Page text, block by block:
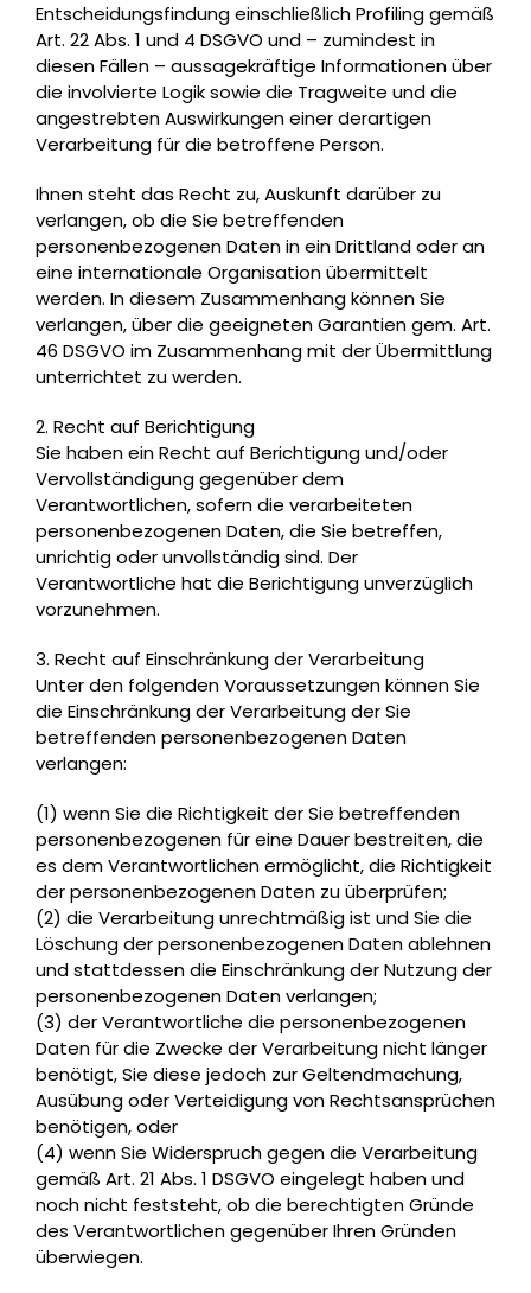
Entscheidungsfindung einschließlich Profiling gemäß
Art. 22 Abs. 1 und 4 DSGVO und – zumindest in
diesen Fällen – aussagekräftige Informationen über
die involvierte Logik sowie die Tragweite und die
angestrebten Auswirkungen einer derartigen
Verarbeitung für die betroffene Person.
Ihnen steht das Recht zu, Auskunft darüber zu
verlangen, ob die Sie betreffenden
personenbezogenen Daten in ein Drittland oder an
eine internationale Organisation übermittelt
werden. In diesem Zusammenhang können Sie
verlangen, über die geeigneten Garantien gem. Art.
46 DSGVO im Zusammenhang mit der Übermittlung
unterrichtet zu werden.
2. Recht auf Berichtigung
Sie haben ein Recht auf Berichtigung und/oder
Vervollständigung gegenüber dem
Verantwortlichen, sofern die verarbeiteten
personenbezogenen Daten, die Sie betreffen,
unrichtig oder unvollständig sind. Der
Verantwortliche hat die Berichtigung unverzüglich
vorzunehmen.
3. Recht auf Einschränkung der Verarbeitung
Unter den folgenden Voraussetzungen können Sie
die Einschränkung der Verarbeitung der Sie
betreffenden personenbezogenen Daten
verlangen:
(1) wenn Sie die Richtigkeit der Sie betreffenden
personenbezogenen für eine Dauer bestreiten, die
es dem Verantwortlichen ermöglicht, die Richtigkeit
der personenbezogenen Daten zu überprüfen;
(2) die Verarbeitung unrechtmäßig ist und Sie die
Löschung der personenbezogenen Daten ablehnen
und stattdessen die Einschränkung der Nutzung der
personenbezogenen Daten verlangen;
(3) der Verantwortliche die personenbezogenen
Daten für die Zwecke der Verarbeitung nicht länger
benötigt, Sie diese jedoch zur Geltendmachung,
Ausübung oder Verteidigung von Rechtsansprüchen
benötigen, oder
(4) wenn Sie Widerspruch gegen die Verarbeitung
gemäß Art. 21 Abs. 1 DSGVO eingelegt haben und
noch nicht feststeht, ob die berechtigten Gründe
des Verantwortlichen gegenüber Ihren Gründen
überwiegen.